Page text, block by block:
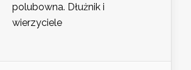
polubowna. Dłużnik i
wierzyciele